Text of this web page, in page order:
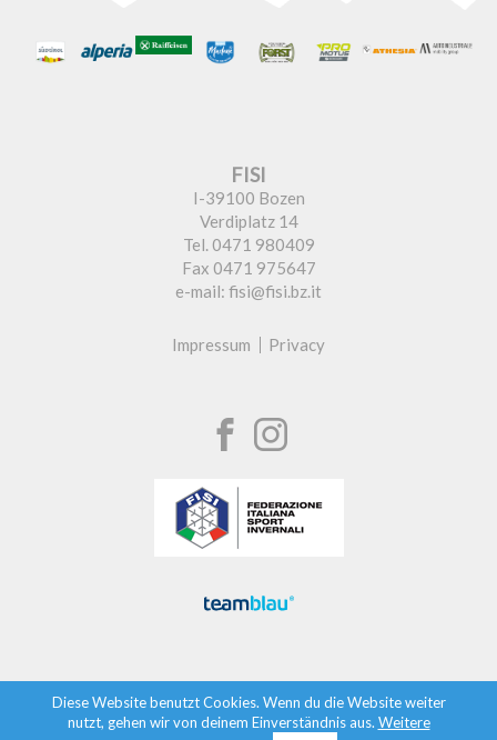
FISI
I-39100 Bozen
Verdiplatz 14
Tel. 0471 980409
Fax 0471 975647
e-mail: fisi@fisi.bz.it
Impressum Privacy
Diese Website benutzt Cookies. Wenn du die Website weiter
nutzt, gehen wir von deinem Einverständnis aus. Weitere